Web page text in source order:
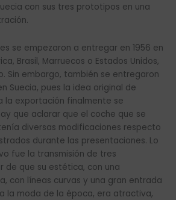
con sus tres prototipos en una
se empezaron a entregar en 1956 en
Brasil, Marruecos o Estados Unidos,
Sin embargo, también se entregaron
Suecia, pues la idea original de
la exportación finalmente se
que aclarar que el coche que se
diversas modificaciones respecto
durante las presentaciones. Lo
fue la transmisión de tres
de que su estética, con una
con líneas curvas y una gran entrada
la moda de la época, era atractiva,